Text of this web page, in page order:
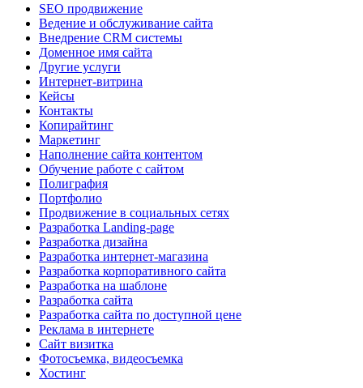
SEO продвижение
Ведение и обслуживание сайта
Внедрение CRM системы
Доменное имя сайта
Другие услуги
Интернет-витрина
Кейсы
Контакты
Копирайтинг
Маркетинг
Наполнение сайта контентом
Обучение работе с сайтом
Полиграфия
Портфолио
Продвижение в социальных сетях
Разработка Landing-page
Разработка дизайна
Разработка интернет-магазина
Разработка корпоративного сайта
Разработка на шаблоне
Разработка сайта
Разработка сайта по доступной цене
Реклама в интернете
Сайт визитка
Фотосъемка, видеосъемка
Хостинг